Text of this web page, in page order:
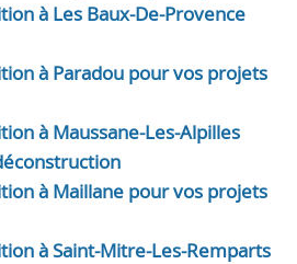
à Les Baux-De-Provence
à Paradou pour vos projets
à Maussane-Les-Alpilles
à Maillane pour vos projets
à Saint-Mitre-Les-Remparts